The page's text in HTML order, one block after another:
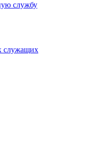
службу
служащих